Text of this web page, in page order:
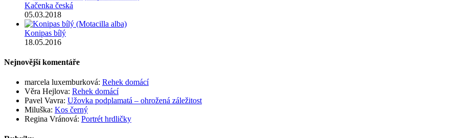
Kačenka česká
05.03.2018
Konipas bílý
18.05.2016
Nejnovější komentáře
marcela luxemburková: Rehek domácí
Věra Hejlova: Rehek domácí
Pavel Vavra: Užovka podplamatá – ohrožená záležitost
Miluška: Kos černý
Regina Vránová: Portrét hrdličky